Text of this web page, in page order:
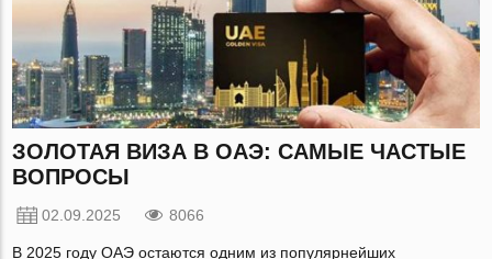
ЗОЛОТАЯ ВИЗА В ОАЭ: САМЫЕ ЧАСТЫЕ
ВОПРОСЫ
02.09.2025 8066
В 2025 году ОАЭ остаются одним из популярнейших